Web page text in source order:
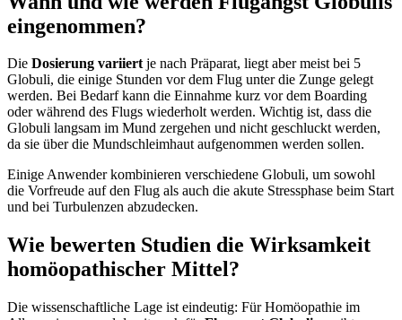
eingenommen?
Die Dosierung variiertje nach Präparat, liegt aber meist bei 5
Globuli, die einige Stunden vor dem Flug unter die Zunge gelegt
werden. Bei Bedarf kann die Einnahme kurz vor dem Boarding
oder während des Flugs wiederholt werden. Wichtig ist, dass die
Globuli langsam im Mund zergehen und nicht geschluckt werden,
da sie über die Mundschleimhaut aufgenommen werden sollen.
Einige Anwender kombinieren verschiedene Globuli, um sowohl
die Vorfreude auf den Flug als auch die akute Stressphase beim Start
und bei Turbulenzen abzudecken.
Wie bewerten Studien die Wirksamkeit
homöopathischer Mittel?
Die wissenschaftliche Lage ist eindeutig: Für Homöopathie im